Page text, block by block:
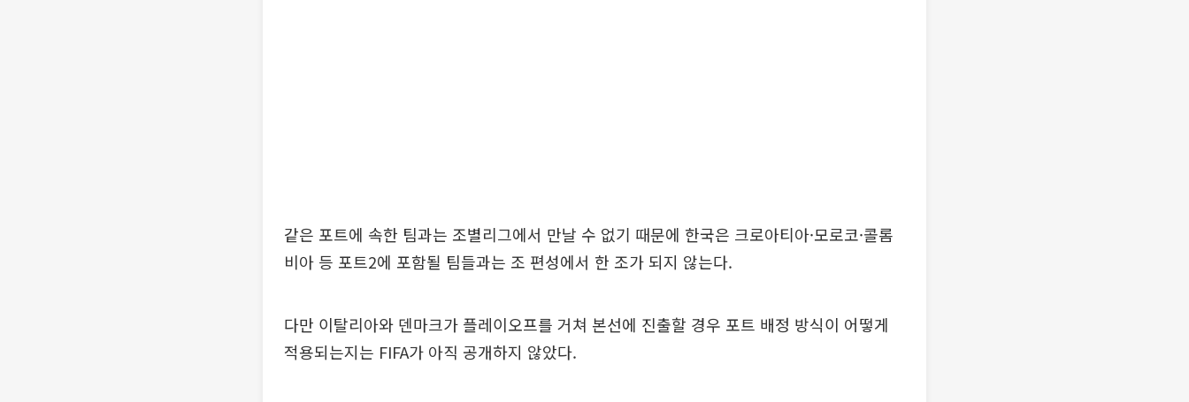
같은 포트에 속한 팀과는 조별리그에서 만날 수 없기 때문에 한국은 크로아티아·모로코·콜롬
비아 등 포트2에 포함될 팀들과는 조 편성에서 한 조가 되지 않는다.
다만 이탈리아와 덴마크가 플레이오프를 거쳐 본선에 진출할 경우 포트 배정 방식이 어떻게
적용되는지는 FIFA가 아직 공개하지 않았다.